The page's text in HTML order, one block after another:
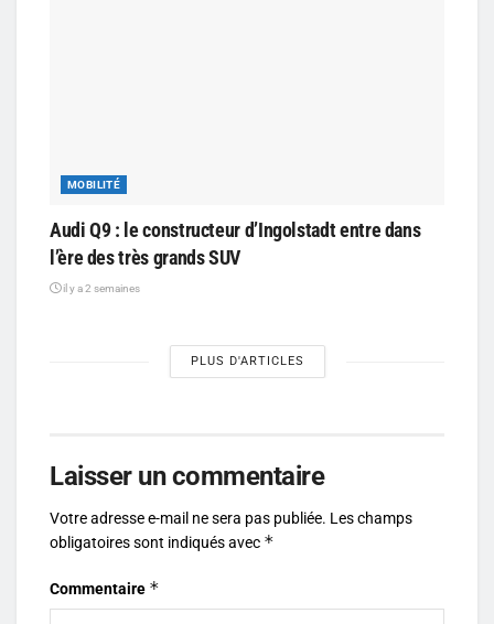
MOBILITÉ
Audi Q9 : le constructeur d’Ingolstadt entre dans
l’ère des très grands SUV
il y a 2 semaines
PLUS D'ARTICLES
Laisser un commentaire
Votre adresse e-mail ne sera pas publiée. Les champs
obligatoires sont indiqués avec *
Commentaire *